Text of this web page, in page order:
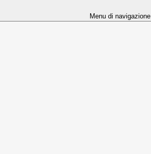
Menu di navigazione